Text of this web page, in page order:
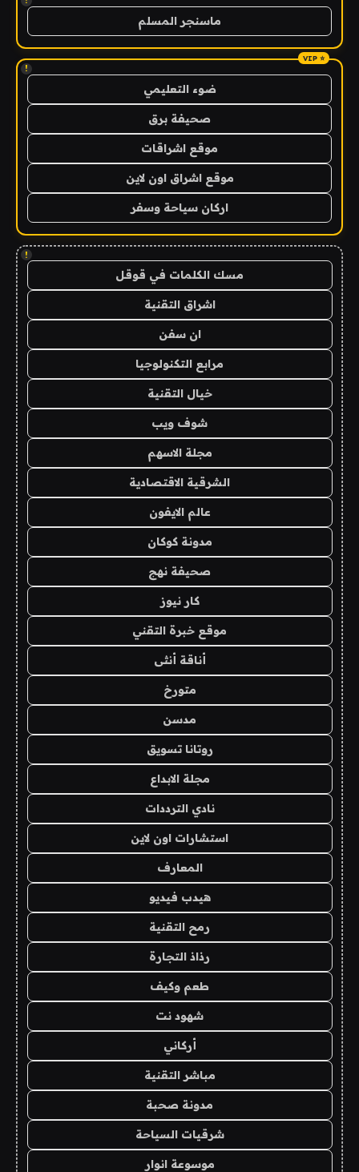
ماسنجر المسلم
!
ضوء التعليمي
صحيفة برق
موقع اشراقات
موقع اشراق اون لاين
اركان سياحة وسفر
!
مسك الكلمات في قوقل
اشراق التقنية
ان سفن
مرابع التكنولوجيا
خيال التقنية
شوف ويب
مجلة الاسهم
الشرقية الاقتصادية
عالم الايفون
مدونة كوكان
صحيفة نهج
كار نيوز
موقع خبرة التقني
أناقة أنثى
متورخ
مدسن
روتانا تسويق
مجلة الابداع
نادي الترددات
استشارات اون لاين
المعارف
هيدب فيديو
رمح التقنية
رذاذ التجارة
طعم وكيف
شهود نت
أركاني
مباشر التقنية
مدونة صحبة
شرقيات السياحة
موسوعة انوار